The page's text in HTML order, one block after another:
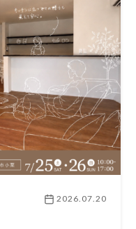
2026.07.20